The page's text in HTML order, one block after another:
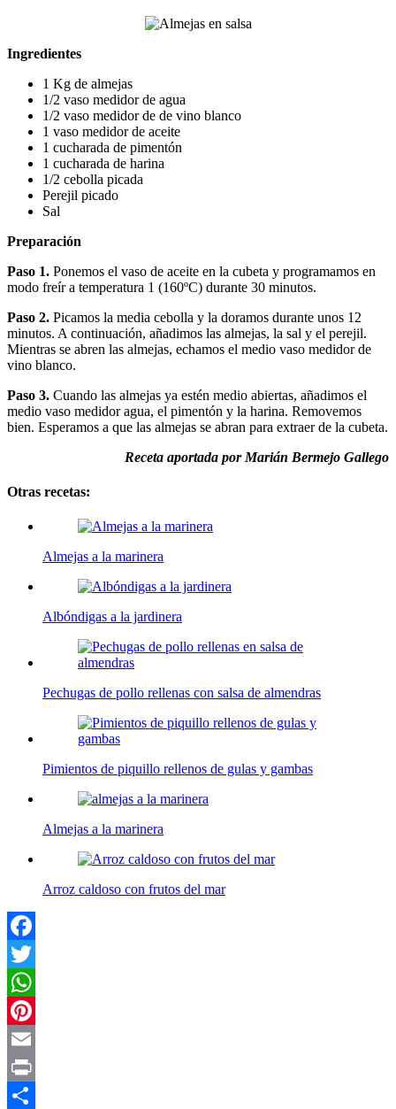
Ingredientes
1 Kg de almejas
1/2 vaso medidor de agua
1/2 vaso medidor de de vino blanco
1 vaso medidor de aceite
1 cucharada de pimentón
1 cucharada de harina
1/2 cebolla picada
Perejil picado
Sal
Preparación
Paso 1. Ponemos el vaso de aceite en la cubeta y programamos en
modo freír a temperatura 1 (160ºC) durante 30 minutos.
Paso 2. Picamos la media cebolla y la doramos durante unos 12
minutos. A continuación, añadimos las almejas, la sal y el perejil.
Mientras se abren las almejas, echamos el medio vaso medidor de
vino blanco.
Paso 3. Cuando las almejas ya estén medio abiertas, añadimos el
medio vaso medidor agua, el pimentón y la harina. Removemos
bien. Esperamos a que las almejas se abran para extraer de la cubeta.
Receta aportada por Marián Bermejo Gallego
Otras recetas:
Almejas a la marinera
Albóndigas a la jardinera
Pechugas de pollo rellenas con salsa de almendras
Pimientos de piquillo rellenos de gulas y gambas
Almejas a la marinera
Arroz caldoso con frutos del mar
Facebook
Twitter
WhatsApp
Pinterest
Email
Print